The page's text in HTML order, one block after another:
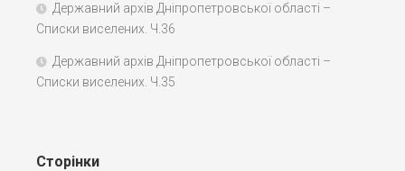
Державний архів Дніпропетровської області –
Списки виселених. Ч.36
Державний архів Дніпропетровської області –
Списки виселених. Ч.35
Сторінки